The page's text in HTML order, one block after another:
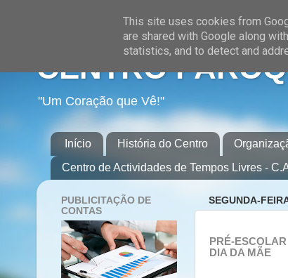
CENTRO
"Um Coração que Vê!"
Início História do Centro
Centro de Actividades de Tempos Livres -
SEGUNDA-
PRÉ-ESCOLAR
DIA DA MÃE
PUBLICITAÇÃO DE
CONTAS
This site uses cookies from
are shared with Google along
statistics, and to detect and